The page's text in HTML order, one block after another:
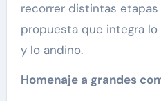
recorrer distintas etapas
propuesta que integra
y lo andino.
Homenaje a grandes